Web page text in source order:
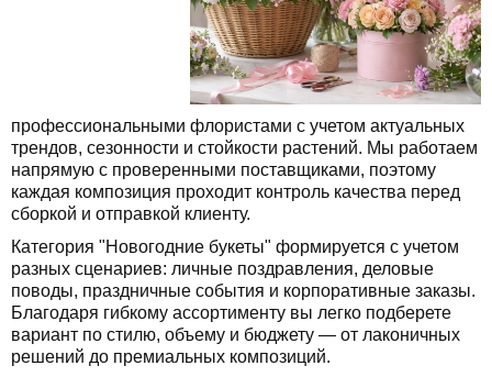
профессиональными флористами с учетом актуальных
трендов, сезонности и стойкости растений. Мы работаем
напрямую с проверенными поставщиками, поэтому
каждая композиция проходит контроль качества перед
сборкой и отправкой клиенту.
Категория "Новогодние букеты" формируется с учетом
разных сценариев: личные поздравления, деловые
поводы, праздничные события и корпоративные заказы.
Благодаря гибкому ассортименту вы легко подберете
вариант по стилю, объему и бюджету — от лаконичных
решений до премиальных композиций.